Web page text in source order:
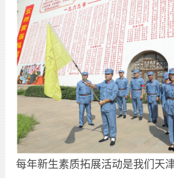
每年新生素质拓展活动是我们天